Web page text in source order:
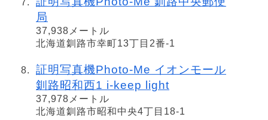
局
37,938メートル
北海道釧路市幸町13丁目2番-1
証明写真機Photo-Me イオンモール
釧路昭和西1 i-keep light
37,978メートル
北海道釧路市昭和中央4丁目18-1